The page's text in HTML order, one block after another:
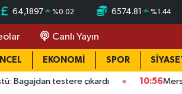
64,1897 %0.02 6574.81 %1.44
Canlı Yayın
EKONOMİ SPOR
çıkardı 10:56Mersin'de acı olay: